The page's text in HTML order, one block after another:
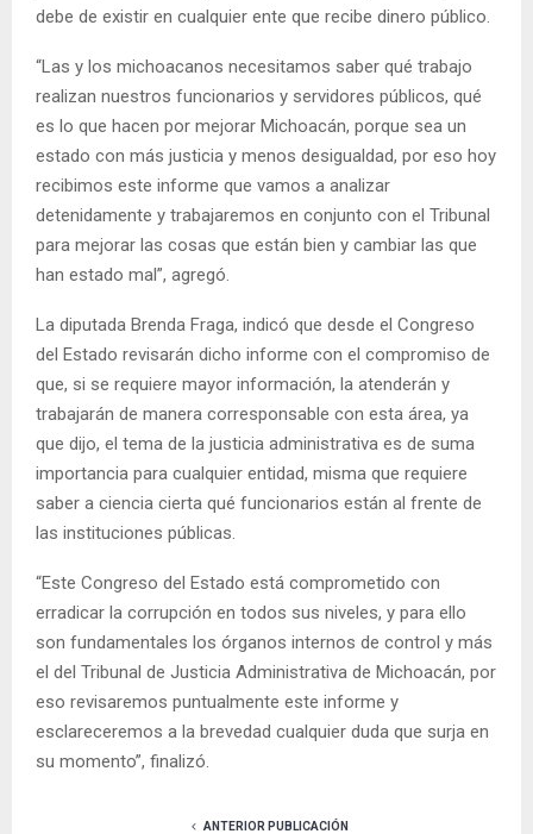
debe de existir en cualquier ente que recibe dinero público.
“Las y los michoacanos necesitamos saber qué trabajo
realizan nuestros funcionarios y servidores públicos, qué
es lo que hacen por mejorar Michoacán, porque sea un
estado con más justicia y menos desigualdad, por eso hoy
recibimos este informe que vamos a analizar
detenidamente y trabajaremos en conjunto con el Tribunal
para mejorar las cosas que están bien y cambiar las que
han estado mal”, agregó.
La diputada Brenda Fraga, indicó que desde el Congreso
del Estado revisarán dicho informe con el compromiso de
que, si se requiere mayor información, la atenderán y
trabajarán de manera corresponsable con esta área, ya
que dijo, el tema de la justicia administrativa es de suma
importancia para cualquier entidad, misma que requiere
saber a ciencia cierta qué funcionarios están al frente de
las instituciones públicas.
“Este Congreso del Estado está comprometido con
erradicar la corrupción en todos sus niveles, y para ello
son fundamentales los órganos internos de control y más
el del Tribunal de Justicia Administrativa de Michoacán, por
eso revisaremos puntualmente este informe y
esclareceremos a la brevedad cualquier duda que surja en
su momento”, finalizó.
ANTERIOR PUBLICACIÓN